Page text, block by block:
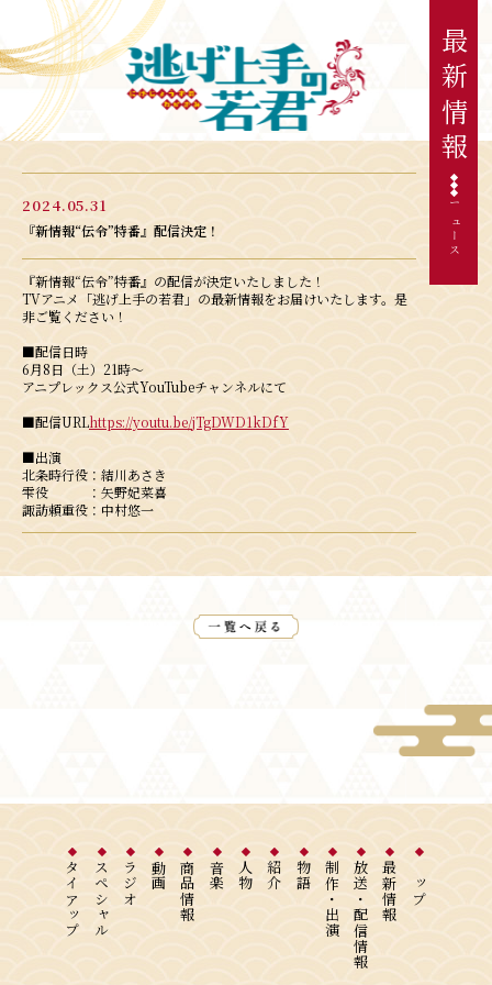
最
新
情
報
ニュース
2024.05.31
『新情報“伝令”特番』配信決定！
『新情報“伝令”特番』の配信が決定いたしました！
TVアニメ「逃げ上手の若君」の最新情報をお届けいたします。是
非ご覧ください！
■配信日時
6月8日（土）21時～
アニプレックス公式YouTubeチャンネルにて
■配信URLhttps://youtu.be/jTgDWD1kDfY
■出演
北条時行役：結川あさき
雫役 ：矢野妃菜喜
諏訪頼重役：中村悠一
トップ
最新情報
放送・配信情報
制作・出演
物語
紹介
人物
音楽
商品情報
動画
ラジオ
スペシャル
タイアップ